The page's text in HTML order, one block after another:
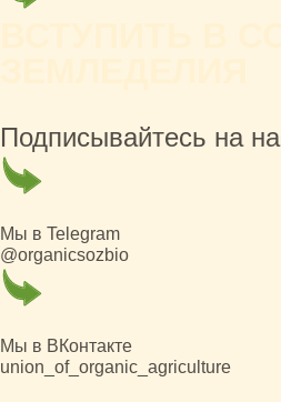
Подписывайтесь на
Мы в Telegram
@organicsozbio
Мы в ВКонтакте
union_of_organic_agriculture